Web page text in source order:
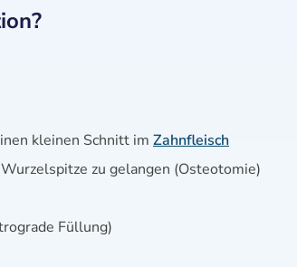
kleinen Schnitt im Zahnfleisch
zu gelangen (Osteotomie)
Füllung)